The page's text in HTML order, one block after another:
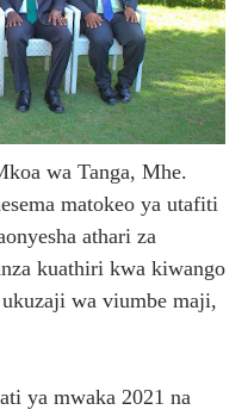
wa Tanga, Mhe.
matokeo ya utafiti
athari za
kuathiri kwa kiwango
wa viumbe maji,
ya mwaka 2021 na